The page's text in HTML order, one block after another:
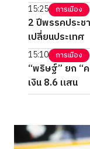
15:25 การเมือง
2 ปีพรรคประช
เปลี่ยนประเทศ
15:10 การเมือง
“พริษฐ์” ยก “
เงิน 8.6 แสน